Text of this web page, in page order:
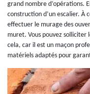
grand nombre d’opérations.
construction d’un escalier. À
effectuer le murage des
muret. Vous pouvez solliciter
cela, car il est un maçon
matériels adaptés pour